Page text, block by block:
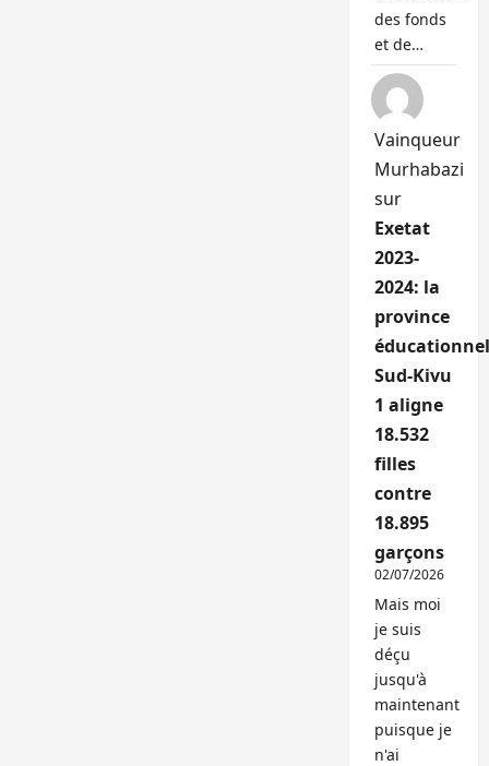
des fonds
et de…
Vainqueur
Murhabazi
sur
Exetat
2023-
2024: la
province
Sud-Kivu
1 aligne
18.532
filles
contre
18.895
garçons
02/07/2026
Mais moi
je suis
déçu
jusqu'à
maintenant
puisque je
n'ai